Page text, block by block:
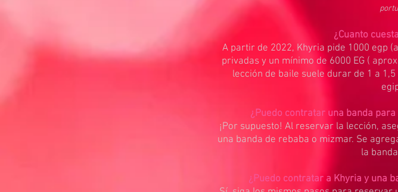
¿Cuanto
A partir de 2022, Khyria pide 1000 egp
privadas y un mínimo de 6000 EG (
lección de baile suele durar de 1 a
¿Puedo contratar una banda
¡Por supuesto! Al reservar la lección,
una banda de rebaba o mizmar. Se
la
¿Puedo contratar a Khyria y una